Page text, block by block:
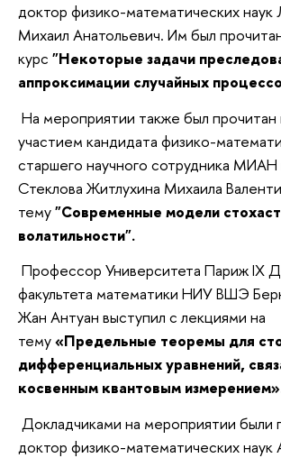
доктор физико-математических
Михаил Анатольевич. Им был
курс "Некоторые задачи
аппроксимации случайных
На мероприятии также был прочитан
участием кандидата физико-
старшего научного сотрудника
Стеклова Житлухина Михаила
тему"Современные модели
волатильности".
Профессор Университета Париж IX
факультета математики НИУ ВШЭ
Жан Антуан выступил с лекциями на
тему«Предельные теоремы для
дифференциальных уравнений,
косвенным квантовым
Докладчиками на мероприятии были
доктор физико-математических